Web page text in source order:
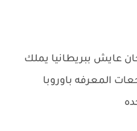
الجبير جهاد عمره 56 جان عايش ببريطانيا يملك
المعرفه باوروبا